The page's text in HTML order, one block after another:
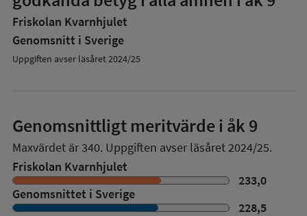
Friskolan Kvarnhjulet
Genomsnitt i Sverige
Uppgiften avser läsåret 2024/25
Genomsnittligt meritvärde i åk 9
Maxvärdet är 340. Uppgiften avser läsåret 2024/25.
Friskolan Kvarnhjulet
233,0
Genomsnittet i Sverige
228,5